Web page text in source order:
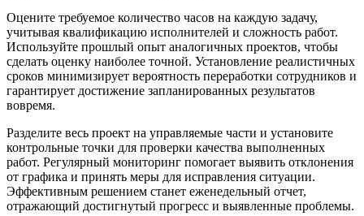
Оцените требуемое количество часов на каждую задачу,
учитывая квалификацию исполнителей и сложность работ.
Используйте прошлый опыт аналогичных проектов, чтобы
сделать оценку наиболее точной. Установление реалистичных
сроков минимизирует вероятность переработки сотрудников и
гарантирует достижение запланированных результатов
вовремя.
Разделите весь проект на управляемые части и установите
контрольные точки для проверки качества выполненных
работ. Регулярный мониторинг помогает выявить отклонения
от графика и принять меры для исправления ситуации.
Эффективным решением станет еженедельный отчет,
отражающий достигнутый прогресс и выявленные проблемы.